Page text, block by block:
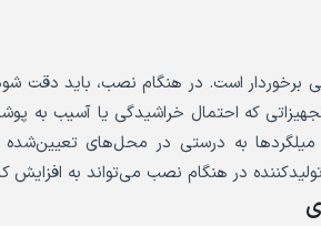
برخوردار است. در هنگام نصب، باید دقت
و تجهیزاتی که احتمال خراشیدگی یا آسیب
به درستی در محل‌های تعیین‌شده
در هنگام نصب می‌تواند به